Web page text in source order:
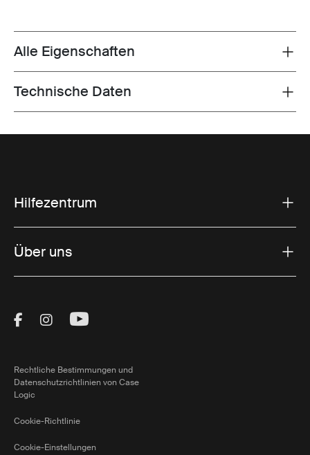
Toggle features
Alle Eigenschaften
Toggle techspec
Technische Daten
Hilfezentrum
Über uns
Visit Thule on Facebook (external link)
Visit Thule on Instagram (external link)
Visit Thule on Youtube (external
Rechtliche Bestimmungen und
Datenschutzrichtlinien von Case
Logic
Cookie-Richtlinie
Cookie-Einstellungen